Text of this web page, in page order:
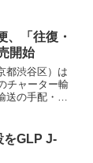
、「往復・
開始
都渋谷区）は
チャーター輸
送の手配・荷
したと発表し
をGLP J-